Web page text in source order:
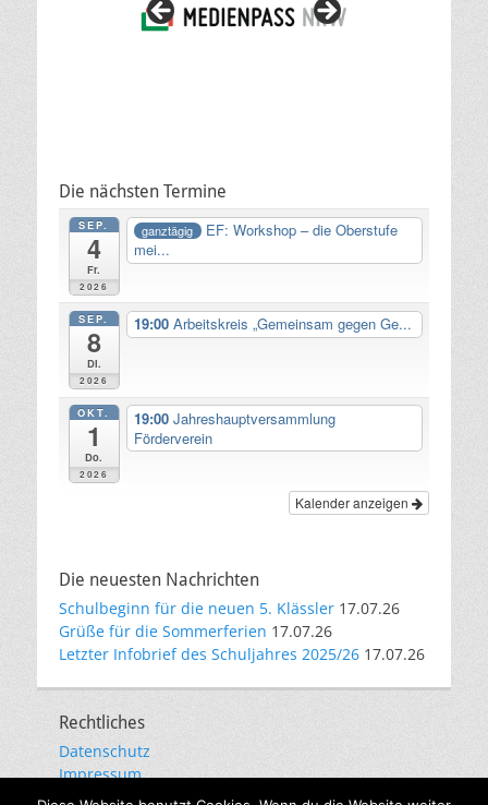
Die nächsten Termine
SEP.
4
Fr.
2026
ganztägig
EF: Workshop – die Oberstufe
mei...
SEP.
8
Di.
2026
19:00 Arbeitskreis „Gemeinsam gegen Ge...
OKT.
1
Do.
2026
19:00 Jahreshauptversammlung
Förderverein
Kalender anzeigen
Die neuesten Nachrichten
Schulbeginn für die neuen 5. Klässler 17.07.26
Grüße für die Sommerferien 17.07.26
Letzter Infobrief des Schuljahres 2025/26 17.07.26
Rechtliches
Datenschutz
Impressum
E-Mail-Kommunikation